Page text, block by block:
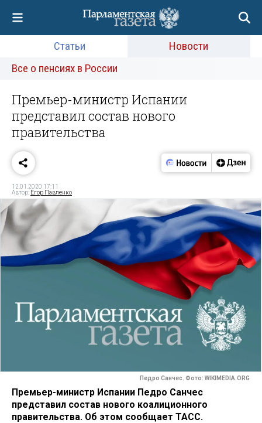
Статьи
Новости
Все о пенсиях в России
Премьер-министр Испании
представил состав нового
правительства
12.01.2020 17:11
Автор: Егор Павленко
Педро Санчес. Фото: WIKIMEDIA.ORG
Премьер-министр Испании Педро Санчес
представил состав нового коалиционного
правительства. Об этом сообщает ТАСС.